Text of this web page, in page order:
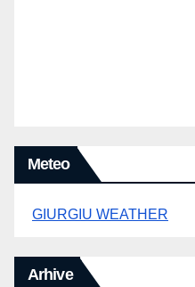
Meteo
GIURGIU WEATHER
Arhive